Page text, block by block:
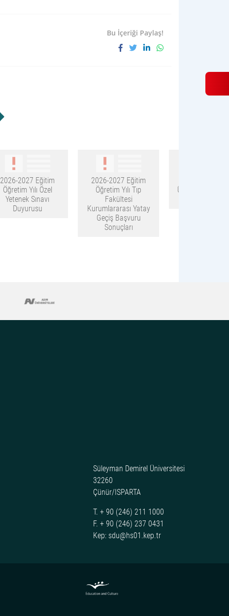
Bu İçeriği Paylaş!
2026-2027 Eğitim
Öğretim Yılı Özel
Yetenek Sınavı
Duyurusu
2026-2027 Eğitim
Öğretim Yılı Tıp
Fakültesi
Kurumlararası Yatay
Geçiş Başvuru
Sonuçları
Üniversitesi”
Süleyman Demirel Üniversitesi
32260
Çünür/ISPARTA
T. + 90 (246) 211 1000
F. + 90 (246) 237 0431
Kep: sdu@hs01.kep.tr